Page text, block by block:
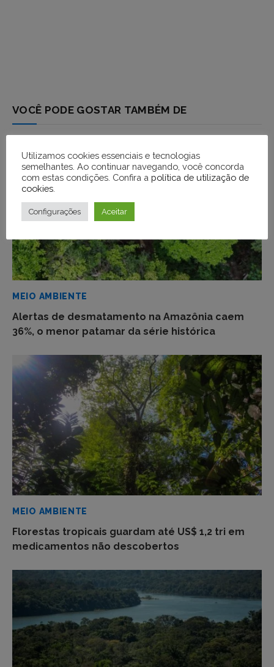
VOCÊ PODE GOSTAR TAMBÉM DE
MEIO AMBIENTE
Alertas de desmatamento na Amazônia caem
36%, o menor patamar da série histórica
MEIO AMBIENTE
Florestas tropicais guardam até US$ 1,2 tri em
medicamentos não descobertos
Utilizamos cookies essenciais e tecnologias
semelhantes. Ao continuar navegando, você concorda
com estas condições. Confira a política de utilização de
cookies
Configurações Aceitar